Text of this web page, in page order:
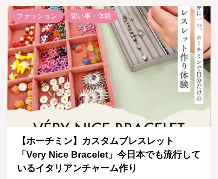
ファッション 習い事・体験
【ホーチミン】カスタムブレスレット
「Very Nice Bracelet」今日本でも流行して
いるイタリアンチャーム作り